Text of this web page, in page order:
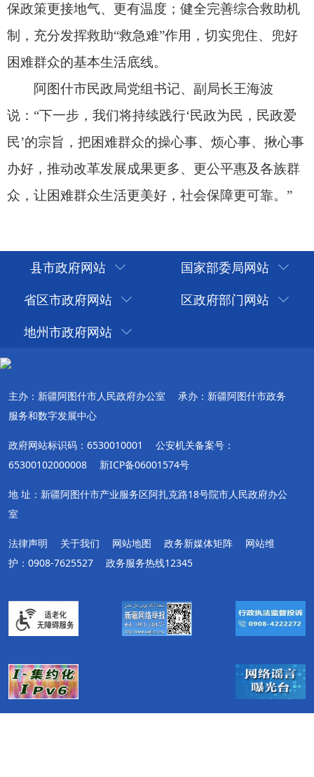
县市政府网站
国家部委局网站
省区市政府网站
区政府部门网站
地州市政府网站
主办：新疆阿图什市人民政府办公室
承办：新疆阿图什市政务
服务和数字发展中心
政府网站标识码：6530010001
公安机关备案号：
65300102000008
新ICP备06001574号
地 址：新疆阿图什市产业服务区阿扎克路18号院市人民政府办公
室
法律声明 关于我们 网站地图 政务新媒体矩阵
网站维
护：0908-7625527
政务服务热线12345